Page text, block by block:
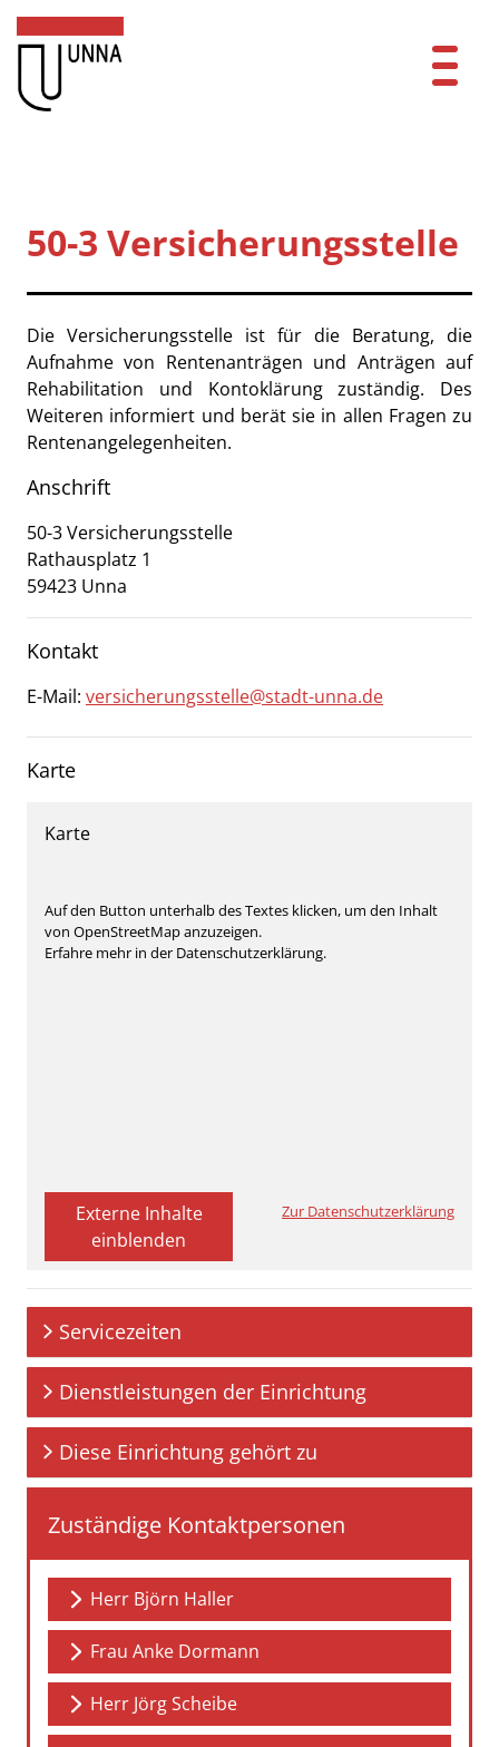
Zum Hauptinhalt springen
Zum Header
Zum Hauptinhalt
Zum Footer
Mitarbeitende A-Z
FAQ
Anmelden
50-3 Versicherungsstelle
Beschreibung
Die Versicherungsstelle ist für die Beratung, die
Aufnahme von Rentenanträgen und Anträgen auf
Rehabilitation und Kontoklärung zuständig. Des
Weiteren informiert und berät sie in allen Fragen zu
Rentenangelegenheiten.
Anschrift
50-3 Versicherungsstelle
Rathausplatz 1
59423 Unna
Kontakt
E-Mail: versicherungsstelle@stadt-unna.de
Karte
Karte
Auf den Button unterhalb des Textes klicken, um den Inhalt
von OpenStreetMap anzuzeigen.
Erfahre mehr in der Datenschutzerklärung.
Externe Inhalte
einblenden
Zur Datenschutzerklärung
Servicezeiten
Dienstleistungen der Einrichtung
Diese Einrichtung gehört zu
Zuständige Kontaktpersonen
Herr Björn Haller
Frau Anke Dormann
Herr Jörg Scheibe